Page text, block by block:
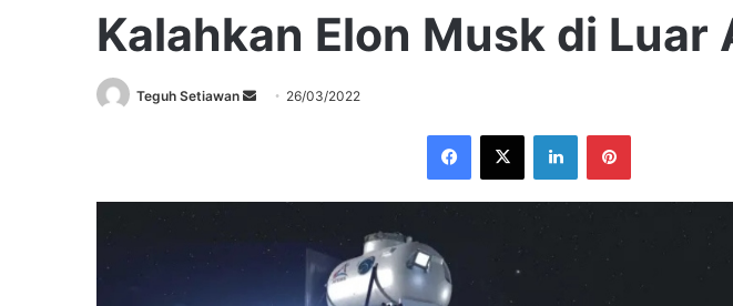
Kalahkan Elon Musk di Luar
Teguh Setiawan
Send 26/03/2022
Facebook
X LinkedInPinterest